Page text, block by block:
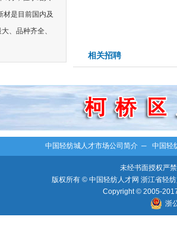
材是目前国内及
、品种齐全、
相关招聘
中国轻纺城人才市场公司简介─ 中国轻
未经书面授权严
版权所有 © 中国轻纺人才网 浙江省
Copyright © 2005-
浙